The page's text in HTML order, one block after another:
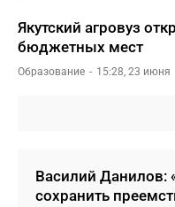
Якутский агровуз
бюджетных мест
Образование 15:28, 23 июня
Василий Данилов:
сохранить